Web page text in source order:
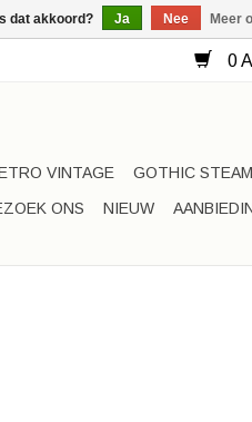
0
VINTAGE GOTHIC
ONS NIEUW
dat akkoord? Ja Nee Meer